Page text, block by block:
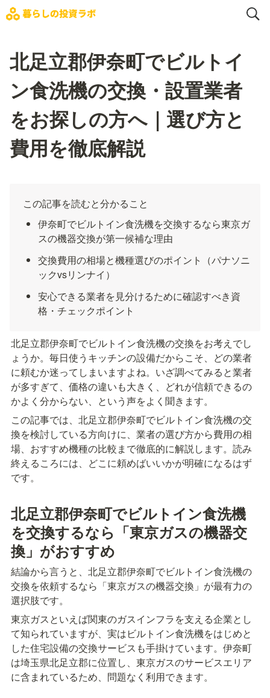
北足立郡伊奈町でビルトイ
ン食洗機の交換・設置業者
をお探しの方へ｜選び方と
費用を徹底解説
この記事を読むと分かること
伊奈町でビルトイン食洗機を交換するなら東京ガ
スの機器交換が第一候補な理由
交換費用の相場と機種選びのポイント（パナソニ
ックvsリンナイ）
安心できる業者を見分けるために確認すべき資
格・チェックポイント
北足立郡伊奈町でビルトイン食洗機の交換をお考えでし
ょうか。毎日使うキッチンの設備だからこそ、どの業者
に頼むか迷ってしまいますよね。いざ調べてみると業者
が多すぎて、価格の違いも大きく、どれが信頼できるの
かよく分からない、という声をよく聞きます。
この記事では、北足立郡伊奈町でビルトイン食洗機の交
換を検討している方向けに、業者の選び方から費用の相
場、おすすめ機種の比較まで徹底的に解説します。読み
終えるころには、どこに頼めばいいかが明確になるはず
です。
北足立郡伊奈町でビルトイン食洗機
を交換するなら「東京ガスの機器交
換」がおすすめ
結論から言うと、北足立郡伊奈町でビルトイン食洗機の
交換を依頼するなら「東京ガスの機器交換」が最有力の
選択肢です。
東京ガスといえば関東のガスインフラを支える企業とし
て知られていますが、実はビルトイン食洗機をはじめと
した住宅設備の交換サービスも手掛けています。伊奈町
は埼玉県北足立郡に位置し、東京ガスのサービスエリア
に含まれているため、問題なく利用できます。